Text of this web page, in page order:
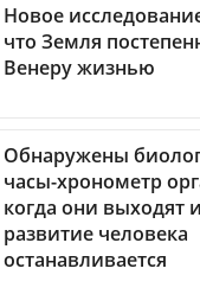
Новое
что Земля
Венеру жизнью
Обнаружены
часы-хронометр
когда они выходят
развитие человека
останавливается